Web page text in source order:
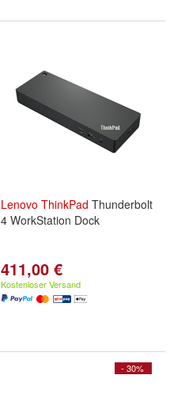
Lenovo ThinkPad Thunderbolt
4 WorkStation Dock
411,00 €
Kostenloser Versand
- 30%